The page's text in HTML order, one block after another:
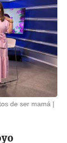
de ser mamá